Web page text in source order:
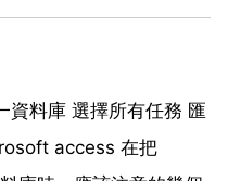
資料庫 選擇所有任務 匯
access 在把